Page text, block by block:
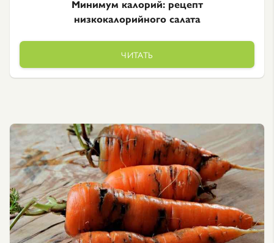
Минимум калорий: рецепт
низкокалорийного салата
ЧИТАТЬ